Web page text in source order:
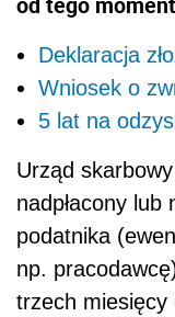
Deklaracja
Wniosek o
5 lat na
Urząd
nadpłacony lub
podatnika
np.
trzech miesięcy